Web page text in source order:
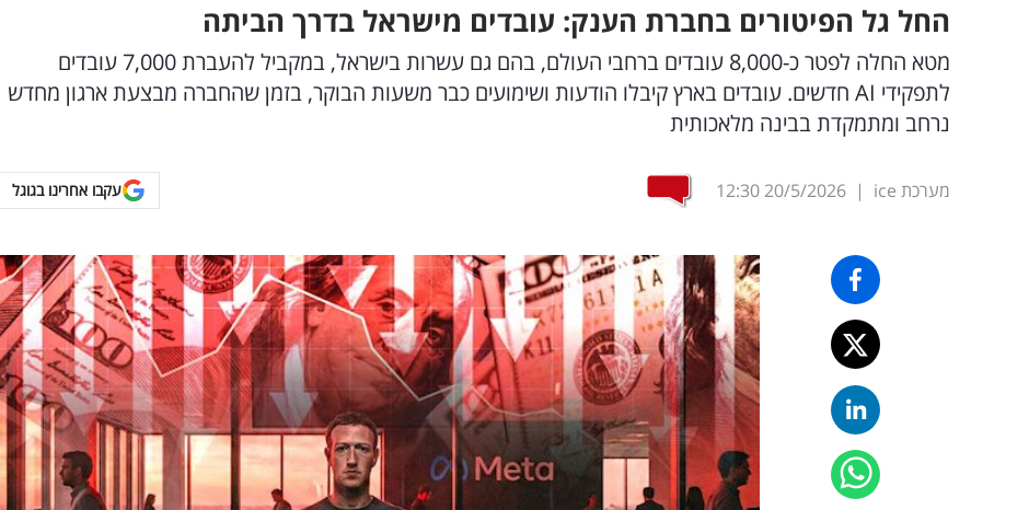
החל גל הפיטורים בחברת הענק: עובדים מישראל בדרך הביתה
מטא החלה לפטר כ-8,000 עובדים ברחבי העולם, בהם גם עשרות בישראל, במקביל להעברת 7,000 עובדים
לתפקידי AI חדשים. עובדים בארץ קיבלו הודעות ושימועים כבר משעות הבוקר, בזמן שהחברה מבצעת ארגון מחדש
נרחב ומתמקדת בבינה מלאכותית
מערכת ice |
20/5/2026
12:30 עקבו אחרינו בגוגל